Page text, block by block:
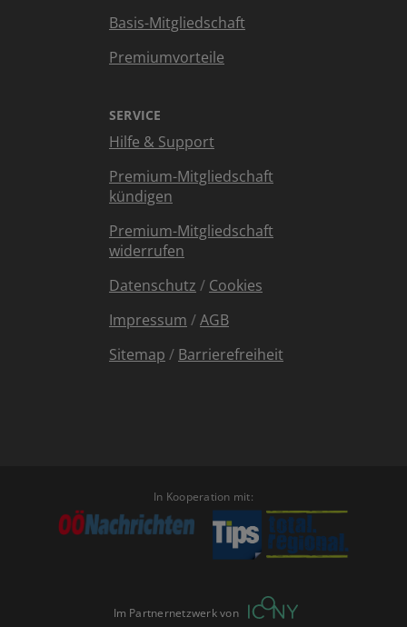
Basis-Mitgliedschaft
Premiumvorteile
SERVICE
Hilfe & Support
Premium-Mitgliedschaft
kündigen
Premium-Mitgliedschaft
widerrufen
Datenschutz / Cookies
Impressum /AGB
Sitemap / Barrierefreiheit
In Kooperation mit:
Im Partnernetzwerk von